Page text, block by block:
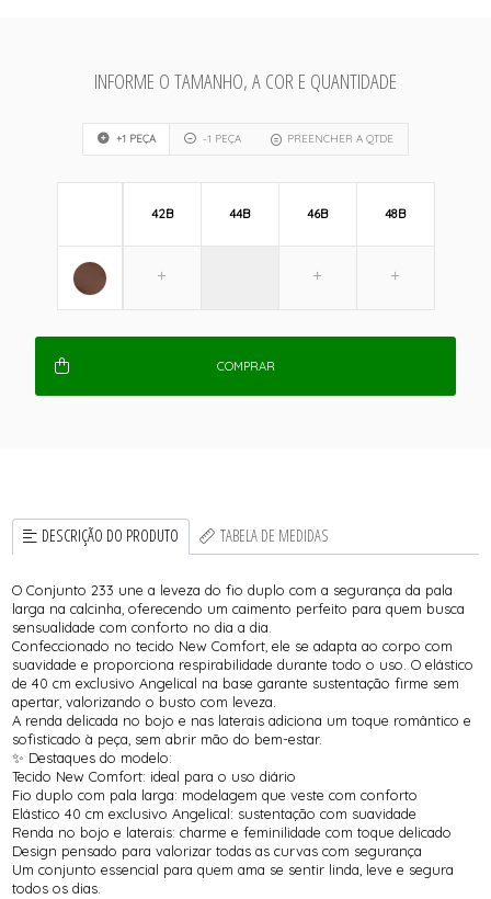
INFORME O TAMANHO, A COR E QUANTIDADE
+1 PEÇA -1 PEÇA PREENCHER A QTDE
42B 44B 46B 48B
COMPRAR
DESCRIÇÃO DO PRODUTO TABELA DE MEDIDAS
O Conjunto 233 une a leveza do fio duplo com a segurança da pala
larga na calcinha, oferecendo um caimento perfeito para quem busca
sensualidade com conforto no dia a dia.
Confeccionado no tecido New Comfort, ele se adapta ao corpo com
suavidade e proporciona respirabilidade durante todo o uso. O elástico
de 40 cm exclusivo Angelical na base garante sustentação firme sem
apertar, valorizando o busto com leveza.
A renda delicada no bojo e nas laterais adiciona um toque romântico e
sofisticado à peça, sem abrir mão do bem-estar.
✨ Destaques do modelo:
Tecido New Comfort: ideal para o uso diário
Fio duplo com pala larga: modelagem que veste com conforto
Elástico 40 cm exclusivo Angelical: sustentação com suavidade
Renda no bojo e laterais: charme e feminilidade com toque delicado
Design pensado para valorizar todas as curvas com segurança
Um conjunto essencial para quem ama se sentir linda, leve e segura
todos os dias.